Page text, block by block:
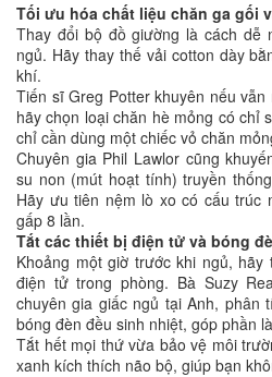
Tối ưu hóa chất liệu chăn ga gối
Thay đổi bộ đồ giường là cách dễ
ngủ. Hãy thay thế vải cotton dày
khí.
Tiến sĩ Greg Potter khuyên nếu
hãy chọn loại chăn hè mỏng có chỉ
chỉ cần dùng một chiếc vỏ chăn
Chuyên gia Phil Lawlor cũng
su non (mút hoạt tính) truyền
Hãy ưu tiên nệm lò xo có cấu trúc
gấp 8 lần.
Tắt các thiết bị điện tử và bóng
Khoảng một giờ trước khi ngủ,
điện tử trong phòng. Bà Suzy
chuyên gia giấc ngủ tại Anh, phân
bóng đèn đều sinh nhiệt, góp phần
Tắt hết mọi thứ vừa bảo vệ môi
xanh kích thích não bộ, giúp bạn